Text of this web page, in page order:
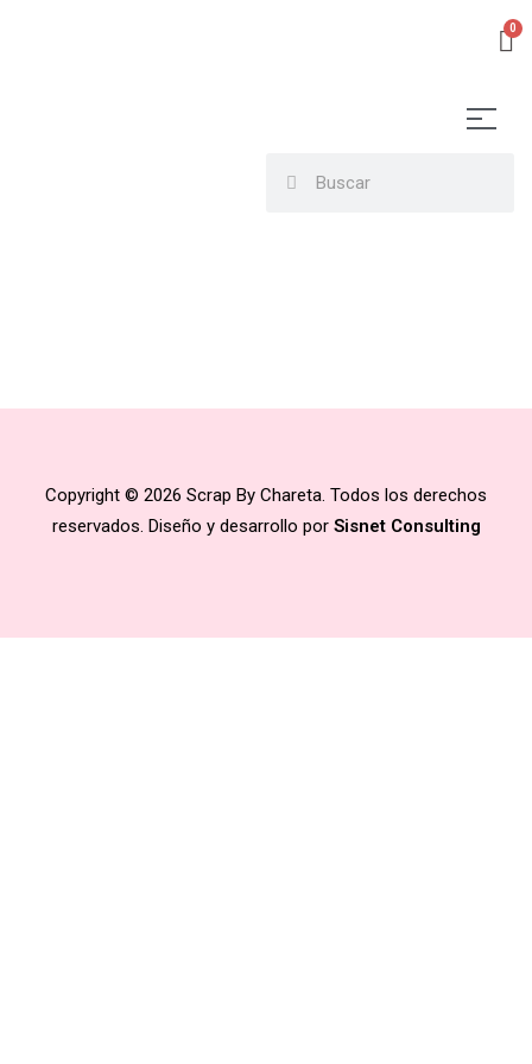
Copyright © 2026 Scrap By Chareta. Todos los derechos
reservados. Diseño y desarrollo por Sisnet Consulting